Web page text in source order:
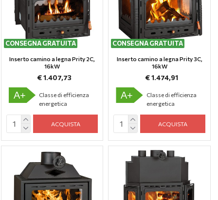
CONSEGNA GRATUITA
Inserto camino a legna Prity 2C,
16kW
€ 1.407,73
A+
Classe di efficienza
energetica
ACQUISTA
CONSEGNA GRATUITA
Inserto camino a legna Prity 3C,
16kW
€ 1.474,91
A+
Classe di efficienza
energetica
ACQUISTA